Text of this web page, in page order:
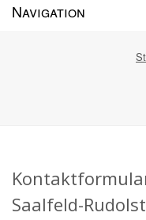
Navigation
Saalfeld-